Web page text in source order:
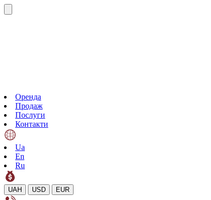
Оренда
Продаж
Послуги
Контакти
Ua
En
Ru
UAH USD EUR